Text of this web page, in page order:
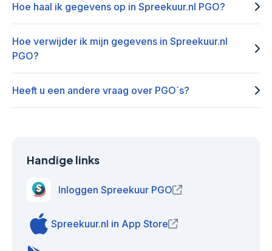
Hoe haal ik gegevens op in Spreekuur.nl PGO?
Hoe verwijder ik mijn gegevens in Spreekuur.nl
PGO?
Heeft u een andere vraag over PGO´s?
Handige links
Inloggen Spreekuur PGO (opent in nieuw
Spreekuur.nl in App Store (opent in nieuw venster)